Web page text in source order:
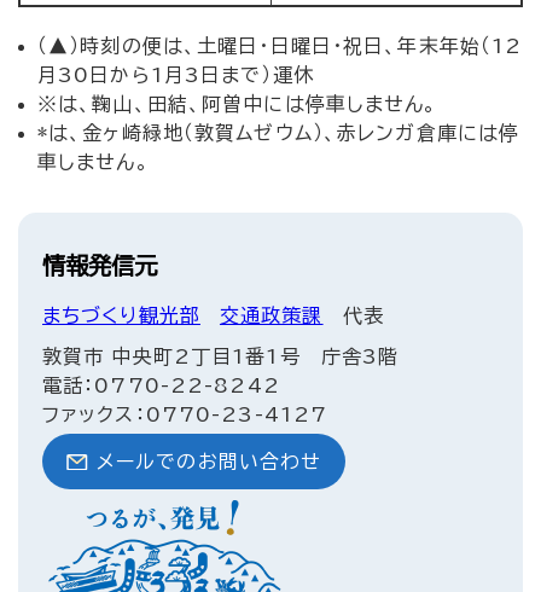
（▲）時刻の便は、土曜日・日曜日・祝日、年末年始（12
月30日から1月3日まで）運休
※は、鞠山、田結、阿曽中には停車しません。
*は、金ヶ崎緑地（敦賀ムゼウム）、赤レンガ倉庫には停
車しません。
情報発信元
まちづくり観光部 交通政策課 代表
敦賀市 中央町2丁目1番1号 庁舎3階
電話：0770-22-8242
ファックス：0770-23-4127
メールでのお問い合わせ